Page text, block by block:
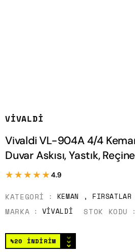
VIVALDI
Vivaldi VL-904A 4/4
Duvar Askısı, Yastık,
★★★★★
★★★★★4.9
KATEGORI KEMAN , FIRSATLAR
MARKA VIVALDI STOK KODU
%20 İNDİRİM ⌄
⌄
⌄